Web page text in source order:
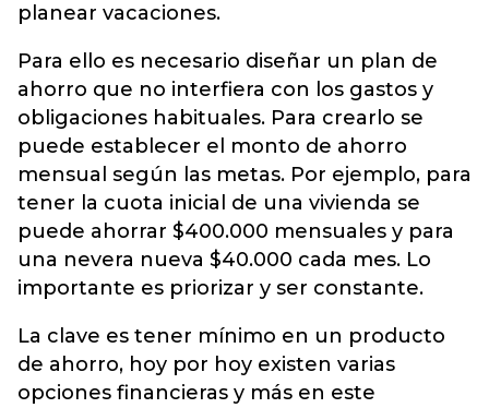
planear vacaciones.
Para ello es necesario diseñar un plan de
ahorro que no interfiera con los gastos y
obligaciones habituales. Para crearlo se
puede establecer el monto de ahorro
mensual según las metas. Por ejemplo, para
tener la cuota inicial de una vivienda se
puede ahorrar $400.000 mensuales y para
una nevera nueva $40.000 cada mes. Lo
importante es priorizar y ser constante.
La clave es tener mínimo en un producto
de ahorro, hoy por hoy existen varias
opciones financieras y más en este